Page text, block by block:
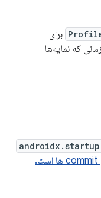
برای
که نمایه‌ها